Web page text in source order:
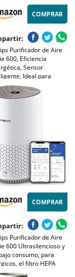
COMPRAR
Purificador de Aire
600, Eficiencia
Sensor
Ideal para
Filtro HEPA
Cubre Hasta 44 m²,
por App Philips Air+,
COMPRAR
Purificador de Aire
600 Ultrasilencioso y
consumo, para
el filtro HEPA
el 99,97% de los